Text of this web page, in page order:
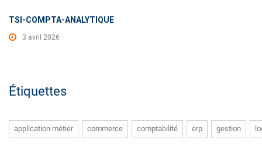
TSI-COMPTA-ANALYTIQUE
3 avril 2026
Étiquettes
application métier commerce comptabilité erp gestion